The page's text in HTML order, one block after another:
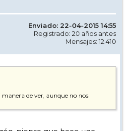
Enviado: 22-04-2015 14:55
Registrado: 20 años antes
Mensajes: 12.410
de ver, aunque no nos